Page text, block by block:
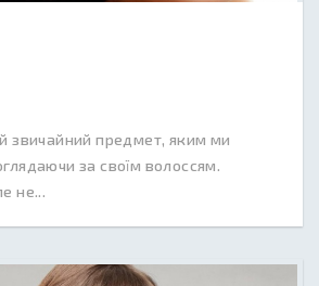
звичайний предмет, яким ми
за своїм волоссям.
не...